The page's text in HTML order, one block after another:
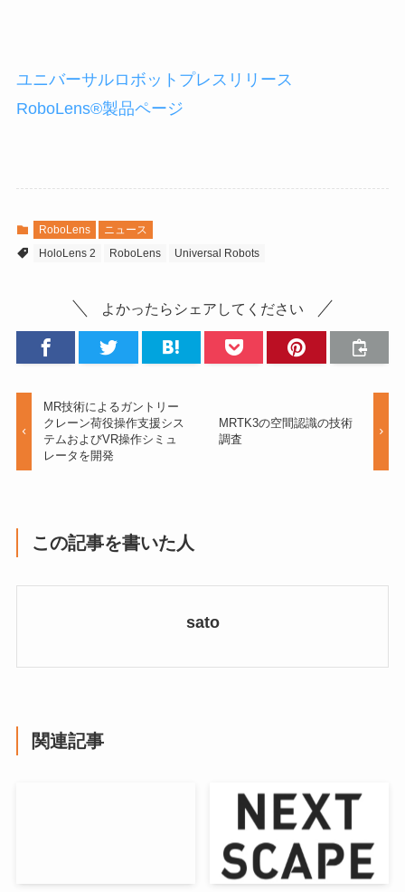
ユニバーサルロボットプレスリリース
RoboLens®製品ページ
RoboLens
ニュース
HoloLens 2
RoboLens Universal Robots
よかったらシェアしてください
MR技術によるガントリー
クレーン荷役操作支援シス
テムおよびVR操作シミュ
レータを開発
MRTK3の空間認識の技術
調査
この記事を書いた人
sato
関連記事